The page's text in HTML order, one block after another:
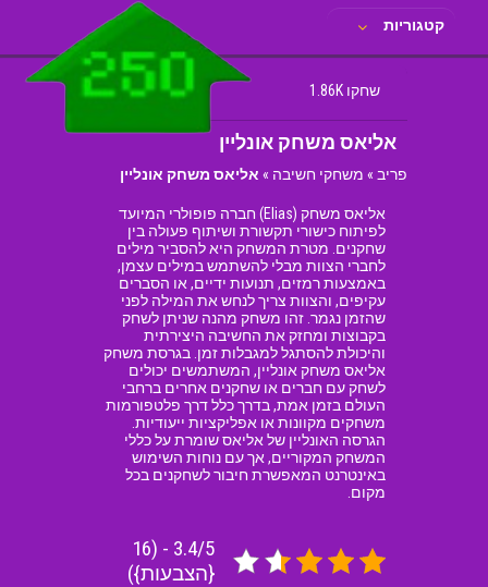
קטגוריות
שחקו 1.86K
אליאס משחק אונליין
פריב » משחקי חשיבה » אליאס משחק אונליין
אליאס משחק (Elias) חברה פופולרי המיועד
לפיתוח כישורי תקשורת ושיתוף פעולה בין
שחקנים. מטרת המשחק היא להסביר מילים
לחברי הצוות מבלי להשתמש במילים עצמן,
באמצעות רמזים, תנועות ידיים, או הסברים
עקיפים, והצוות צריך לנחש את המילה לפני
שהזמן נגמר. זהו משחק מהנה שניתן לשחק
בקבוצות ומחזק את החשיבה היצירתית
והיכולת להסתגל למגבלות זמן. בגרסת משחק
אליאס משחק אונליין, המשתמשים יכולים
לשחק עם חברים או שחקנים אחרים ברחבי
העולם בזמן אמת, בדרך כלל דרך פלטפורמות
משחקים מקוונות או אפליקציות ייעודיות.
הגרסה האונליין של אליאס שומרת על כללי
המשחק המקוריים, אך עם נוחות השימוש
באינטרנט המאפשרת חיבור לשחקנים בכל
מקום.
3.4/5 - (16
{הצבעות})